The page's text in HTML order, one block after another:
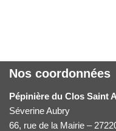
Nos coordonnées
Pépinière du Clos Saint
Séverine Aubry
66, rue de la Mairie –